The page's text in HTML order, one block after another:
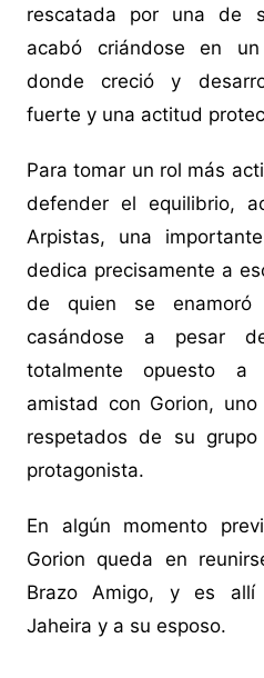
rescatada por una de
acabó criándose en
donde creció y
fuerte y una actitud
Para tomar un rol más
defender el equilibrio,
Arpistas, una
dedica precisamente a
de quien se
casándose a pesar
totalmente opuesto a
amistad con Gorion,
respetados de su
protagonista.
En algún momento
Gorion queda en
Brazo Amigo, y es allí
Jaheira y a su esposo.